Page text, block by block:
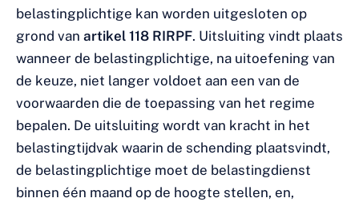
belastingplichtige kan worden uitgesloten op
grond van artikel 118 RIRPF. Uitsluiting vindt plaats
wanneer de belastingplichtige, na uitoefening van
de keuze, niet langer voldoet aan een van de
voorwaarden die de toepassing van het regime
bepalen. De uitsluiting wordt van kracht in het
belastingtijdvak waarin de schending plaatsvindt,
de belastingplichtige moet de belastingdienst
binnen één maand op de hoogte stellen, en,